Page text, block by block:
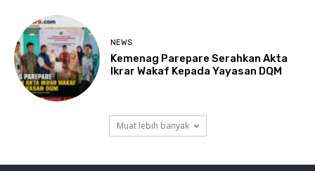
NEWS
Kemenag Parepare Serahkan Akta
Ikrar Wakaf Kepada Yayasan DQM
Muat lebih banyak